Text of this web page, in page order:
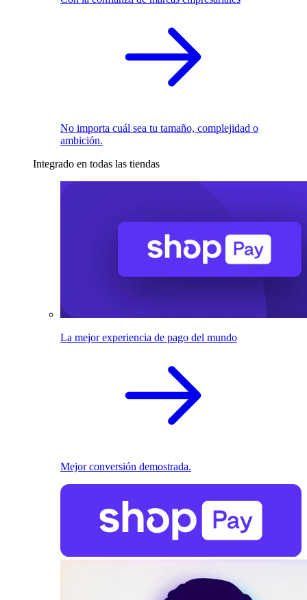
No importa cuál sea tu tamaño, complejidad o
ambición.
Integrado en todas las tiendas
La mejor experiencia de pago del mundo
Mejor conversión demostrada.